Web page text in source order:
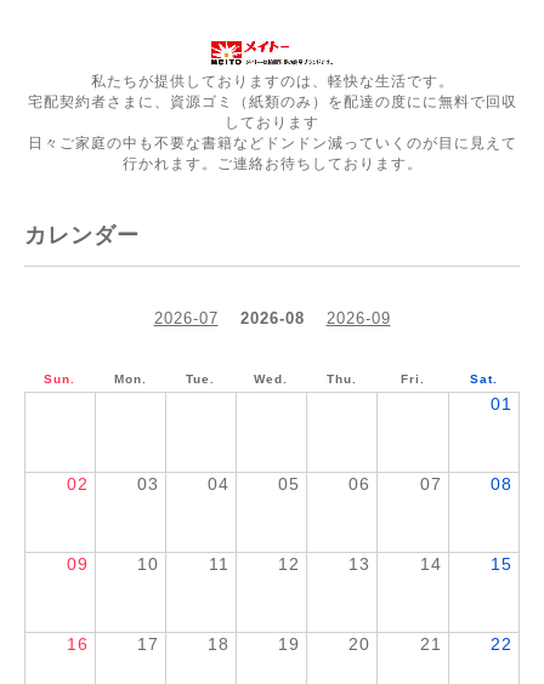
私たちが提供しておりますのは、軽快な生活です。
宅配契約者さまに、資源ゴミ（紙類のみ）を配達の度にに無料で回収
しております
日々ご家庭の中も不要な書籍などドンドン減っていくのが目に見えて
行かれます。ご連絡お待ちしております。
カレンダー
2026-07 2026-08 2026-09
Sun. Mon. Tue. Wed. Thu. Fri. Sat.
01
02 03 04 05 06 07 08
09 10 11 12 13 14 15
16 17 18 19 20 21 22